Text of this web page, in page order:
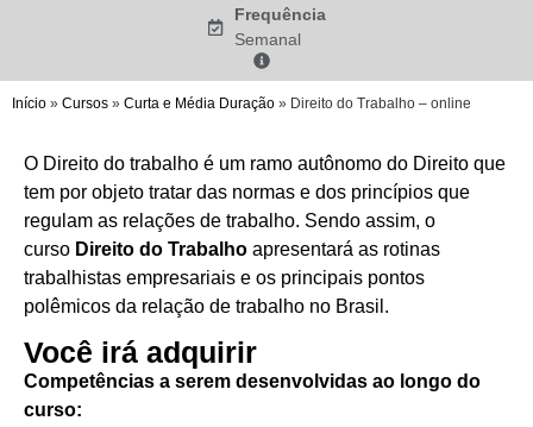
Frequência
Semanal
Início » Cursos » Curta e Média Duração » Direito do Trabalho – online
O Direito do trabalho é um ramo autônomo do Direito que
tem por objeto tratar das normas e dos princípios que
regulam as relações de trabalho. Sendo assim, o
curso Direito do Trabalho apresentará as rotinas
trabalhistas empresariais e os principais pontos
polêmicos da relação de trabalho no Brasil.
Você irá adquirir
Competências a serem desenvolvidas ao longo do
curso: